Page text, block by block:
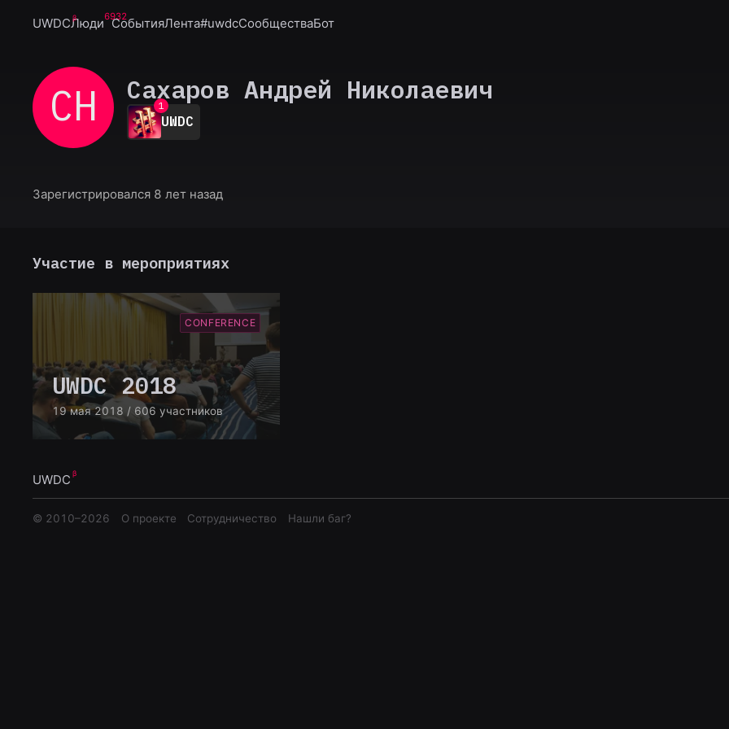
UWDCЛюди6932
СобытияЛента#uwdcСообществаБот
СН Сахаров Андрей Николаевич
0
1
2
3
7
UWDC
Зарегистрировался 8 лет назад
Участие в мероприятиях
CONFERENCE
UWDC 2018
19 мая 2018 / 606 участников
UWDC
© 2010–2026 О проекте Сотрудничество Нашли баг?